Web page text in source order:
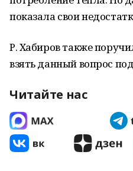
показала свои
Р. Хабиров также
взять данный вопрос
Читайте нас